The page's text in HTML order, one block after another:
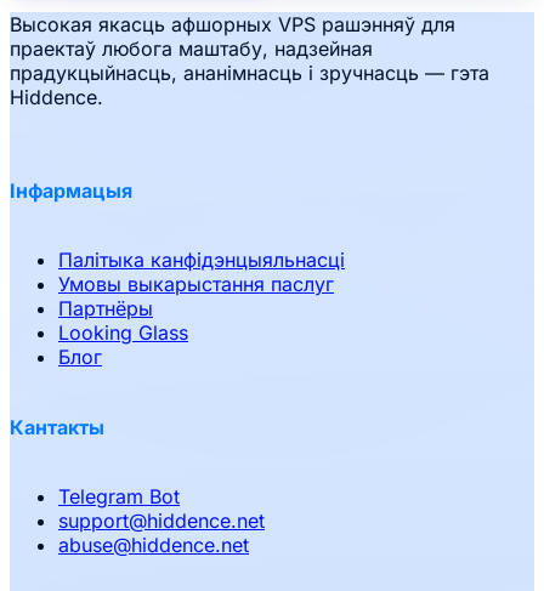
Высокая якасць афшорных VPS рашэнняў для
праектаў любога маштабу, надзейная
прадукцыйнасць, ананімнасць і зручнасць — гэта
Hiddence.
Інфармацыя
Палітыка канфідэнцыяльнасці
Умовы выкарыстання паслуг
Партнёры
Looking Glass
Блог
Кантакты
Telegram Bot
support@hiddence.net
abuse@hiddence.net